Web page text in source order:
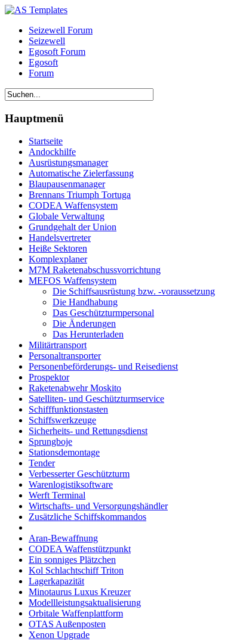
Seizewell Forum
Seizewell
Egosoft Forum
Egosoft
Forum
Hauptmenü
Startseite
Andockhilfe
Ausrüstungsmanager
Automatische Zielerfassung
Blaupausenmanager
Brennans Triumph Tortuga
CODEA Waffensystem
Globale Verwaltung
Grundgehalt der Union
Handelsvertreter
Heiße Sektoren
Komplexplaner
M7M Raketenabschussvorrichtung
MEFOS Waffensystem
Die Schiffsausrüstung bzw. -voraussetzung
Die Handhabung
Das Geschützturmpersonal
Die Änderungen
Das Herunterladen
Militärtransport
Personaltransporter
Personenbeförderungs- und Reisedienst
Prospektor
Raketenabwehr Moskito
Satelliten- und Geschützturmservice
Schifffunktionstasten
Schiffswerkzeuge
Sicherheits- und Rettungsdienst
Sprungboje
Stationsdemontage
Tender
Verbesserter Geschützturm
Warenlogistiksoftware
Werft Terminal
Wirtschafts- und Versorgungshändler
Zusätzliche Schiffskommandos
Aran-Bewaffnung
CODEA Waffenstützpunkt
Ein sonniges Plätzchen
Kol Schlachtschiff Triton
Lagerkapazität
Minotaurus Luxus Kreuzer
Modellleistungsaktualisierung
Orbitale Waffenplattform
OTAS Außenposten
Xenon Upgrade